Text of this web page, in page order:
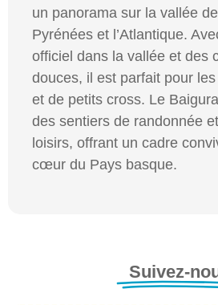
un panorama sur la vallée
Pyrénées et l’Atlantique.
officiel dans la vallée et des
douces, il est parfait pour les
et de petits cross. Le
des sentiers de randonnée
loisirs, offrant un cadre
cœur du Pays basque.
Suivez-